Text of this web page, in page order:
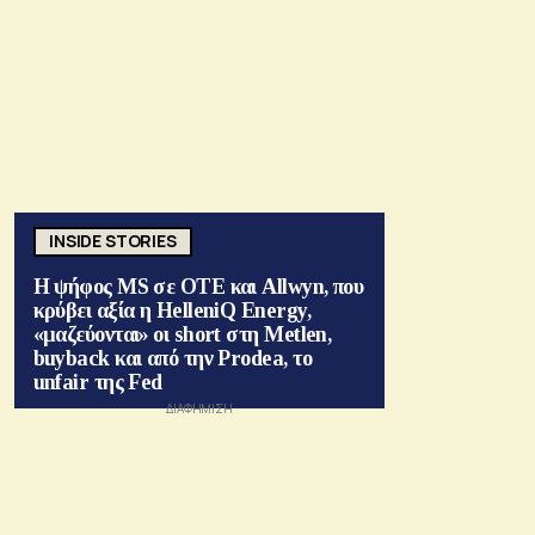
INSIDE STORIES
Η ψήφος MS σε ΟΤΕ και Allwyn, που
κρύβει αξία η HelleniQ Energy,
«μαζεύονται» οι short στη Metlen,
buyback και από την Prodea, το
unfair της Fed